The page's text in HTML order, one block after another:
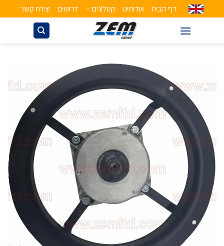
דף הבית אודותינו קטלוגים דרושים יצירת קשר